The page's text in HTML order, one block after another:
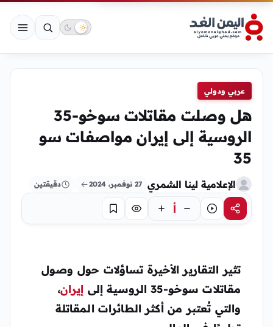
عربي ودولي
هل وصلت مقاتلات سوخو-35
الروسية إلى إيران مواصفات سو
35
الإعلامية لينا الشمري 27 نوفمبر، 2024 دقيقتين
مشاركةاستماع أ تركيز حفظ
تثير التقارير الأخيرة تساؤلات حول وصول
مقاتلات سوخو-35 الروسية إلى
إيران،
والتي تُعتبر من أكثر الطائرات المقاتلة